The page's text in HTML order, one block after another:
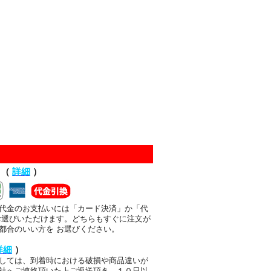
詳細 ）
金のお支払いには「カード決済」か「代
びいただけます。どちらもすぐに注文が
合のいい方を お選びください。
細 ）
ては、到着時における破損や商品違いが